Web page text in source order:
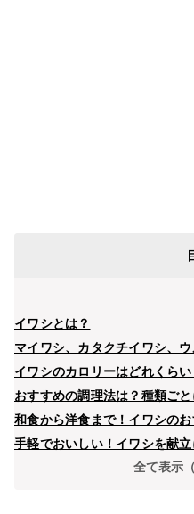
イワシとは？
マイワシ、カタクチイワシ、
イワシのカロリーはどれくらい
おすすめの調理法は？種類ごと
和食から洋食まで！イワシの
手軽でおいしい！イワシを献
全て表示